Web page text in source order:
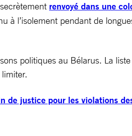
renvoyé dans une
l’isolement pendant de
politiques au Bélarus. La
de justice pour les violations